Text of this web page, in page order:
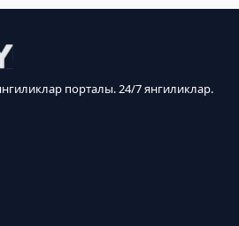
порталы. 24/7 янгиликлар.